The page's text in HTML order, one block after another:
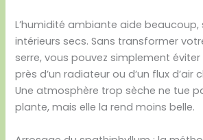
L’humidité ambiante aide
intérieurs secs. Sans transformer
serre, vous pouvez simplement
près d’un radiateur ou d’un flux d’air
Une atmosphère trop sèche ne tue
plante, mais elle la rend moins belle.